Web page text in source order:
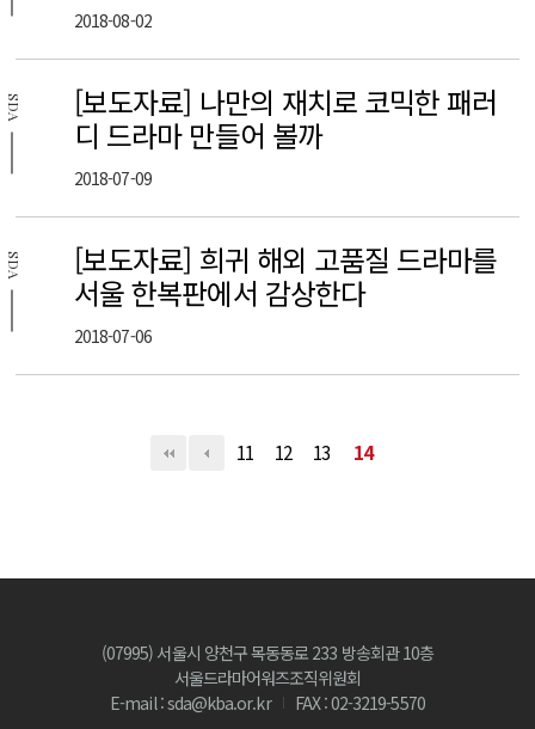
2018-08-02
SDA
[보도자료] 나만의 재치로 코믹한 패러
디 드라마 만들어 볼까
2018-07-09
SDA
[보도자료] 희귀 해외 고품질 드라마를
서울 한복판에서 감상한다
2018-07-06
11 12 13 14
(07995) 서울시 양천구 목동동로 233 방송회관 10층
서울드라마어워즈조직위원회
E-mail : sda@kba.or.kr
FAX : 02-3219-5570